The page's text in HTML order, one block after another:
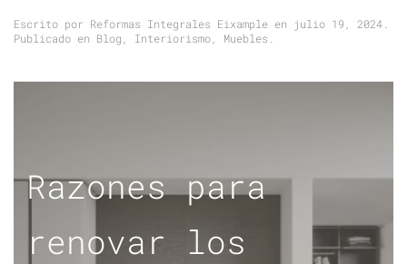
Escrito por Reformas Integrales Eixample en julio 19, 2024
Publicado en Blog Interiorismo Muebles
Razones para
renovar los